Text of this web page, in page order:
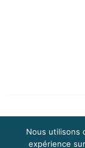
Nous utilisons
expérience